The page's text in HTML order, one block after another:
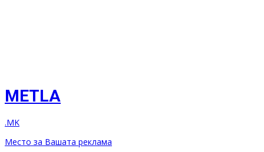
METLA
.MK
Место за Вашата реклама